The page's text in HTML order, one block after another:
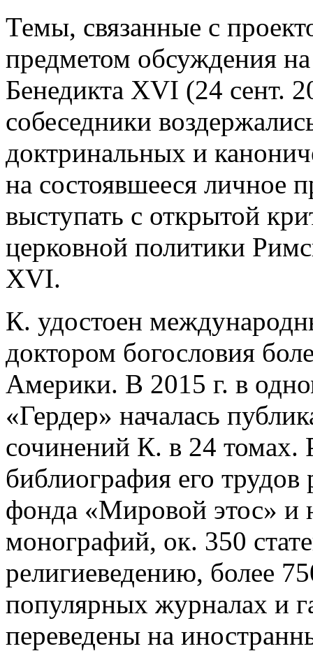
Темы, связанные с
предметом обсуждения
Бенедикта XVI (24 сент.
собеседники
доктринальных и
на состоявшееся личное
выступать с открытой
церковной политики
XVI.
К. удостоен
доктором богословия
Америки. В 2015 г. в
«Гердер» началась
сочинений К. в 24 томах.
библиография его трудов
фонда «Мировой этос» и
монографий, ок. 350
религиеведению, более
популярных журналах и
переведены на